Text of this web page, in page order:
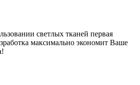
светлых тканей первая
максимально экономит Ваше